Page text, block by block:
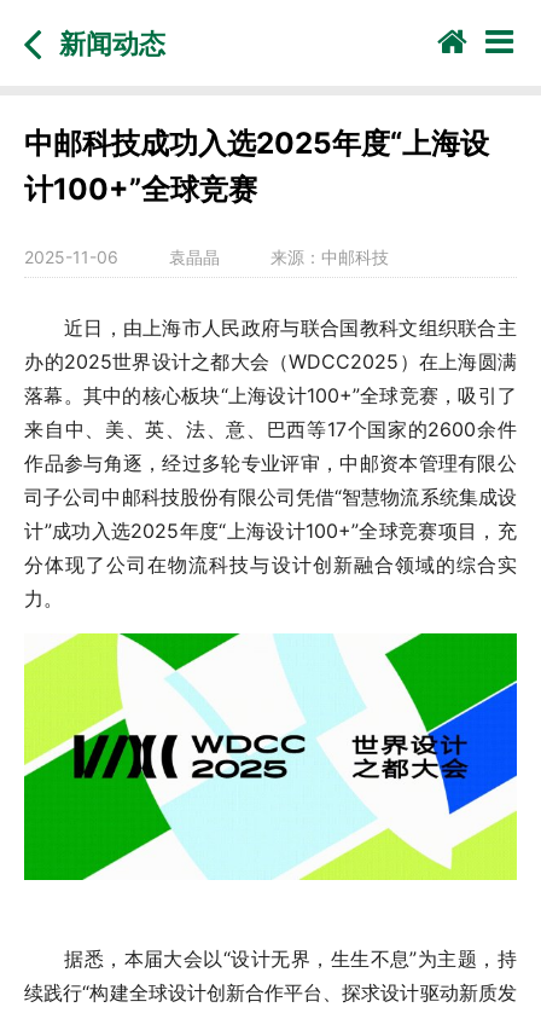
新闻动态
中邮科技成功入选2025年度“上海设
计100+”全球竞赛
2025-11-06 袁晶晶 来源： 中邮科技
近日，由上海市人民政府与联合国教科文组织联合主
办的2025世界设计之都大会（WDCC2025）在上海圆满
落幕。其中的核心板块“上海设计100+”全球竞赛，吸引了
来自中、美、英、法、意、巴西等17个国家的2600余件
作品参与角逐，经过多轮专业评审，中邮资本管理有限公
司子公司中邮科技股份有限公司凭借“智慧物流系统集成设
计”成功入选2025年度“上海设计100+”全球竞赛项目，充
分体现了公司在物流科技与设计创新融合领域的综合实
力。
据悉，本届大会以“设计无界，生生不息”为主题，持
续践行“构建全球设计创新合作平台、探求设计驱动新质发